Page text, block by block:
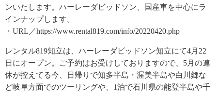
ンいたします。ハーレーダビッドソン、国産車を中心にラ
インナップします。
・URL／https://www.rental819.com/info/20220420.php
レンタル819知立は、ハーレーダビッドソン知立にて4月22
日にオープン。ご予約はお受けしておりますので、5月の連
休が控えてる今、日帰りで知多半島・渥美半島や白川郷な
ど岐阜方面でのツーリングや、1泊で石川県の能登半島や千